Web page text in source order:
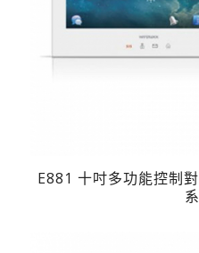
E881 十吋多功能控制